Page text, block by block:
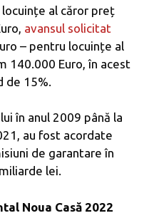
al căror preț
avansul solicitat
– pentru locuințe al
140.000 Euro, în acest
de 15%.
în anul 2009 până la
au fost acordate
de garantare în
lei.
Noua Casă 2022